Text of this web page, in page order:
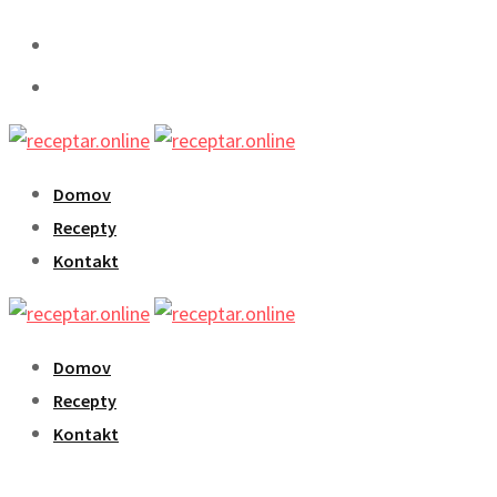
Domov
Recepty
Kontakt
Domov
Recepty
Kontakt